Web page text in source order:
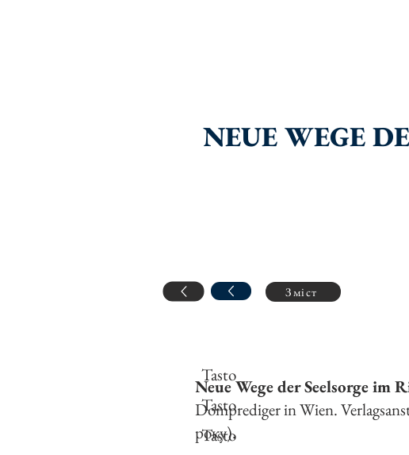
NEUE WEGE
Зміст
Neue Wege der Seelsorge im
Domprediger in Wien.
року).
Tasto
Tasto
Tasto